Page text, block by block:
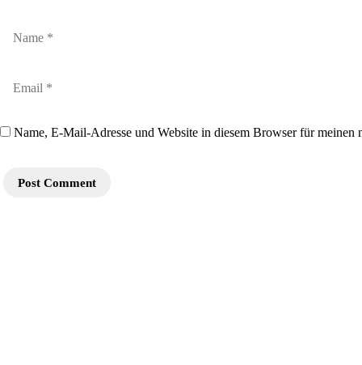
Name, E-Mail-Adresse und Website in diesem Browser für meinen